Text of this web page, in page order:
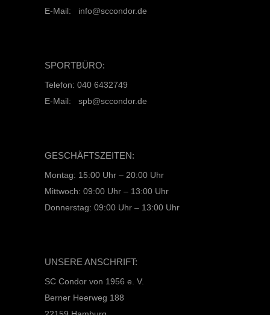
E-Mail: info@sccondor.de
SPORTBÜRO:
Telefon: 040 6432749
E-Mail: spb@sccondor.de
GESCHÄFTSZEITEN:
Montag: 15:00 Uhr – 20:00 Uhr
Mittwoch: 09:00 Uhr – 13:00 Uhr
Donnerstag: 09:00 Uhr – 13:00 Uhr
UNSERE ANSCHRIFT:
SC Condor von 1956 e. V.
Berner Heerweg 188